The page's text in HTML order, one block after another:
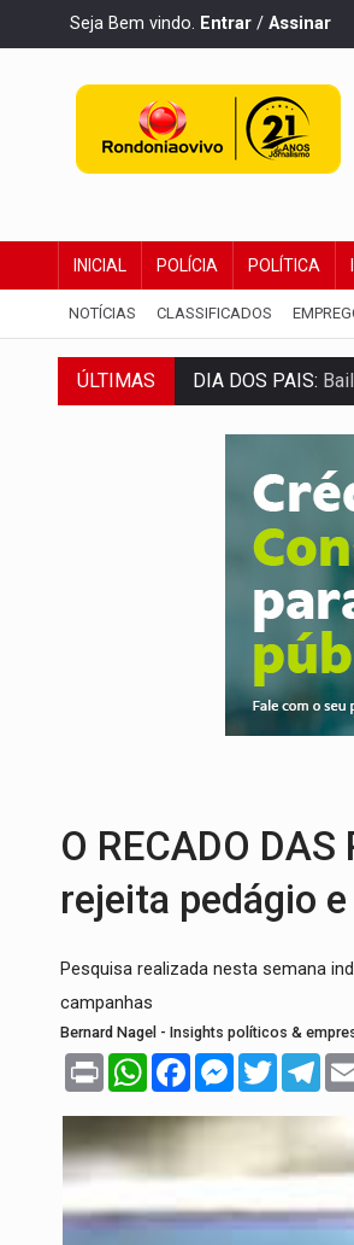
Seja Bem vindo. Entrar / Assinar
INICIAL POLÍCIA POLÍTICA
NOTÍCIAS CLASSIFICADOS
ÚLTIMAS DIA DOS PAIS:
VÍDEO:
MEGA SENA:
Publicação Legal:
PROVA CONTÁBIL:
Ciclista é
Publicação Legal:
FUTEBOL:Confira
O RECADO
rejeita pedágio
Pesquisa realizada nesta semana
campanhas
Bernard Nagel - Insights políticos &
Print WhatsAppFacebookMessenger
Twitter